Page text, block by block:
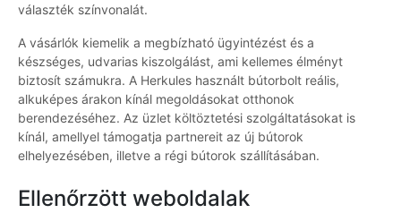
választék színvonalát.
A vásárlók kiemelik a megbízható ügyintézést és a
készséges, udvarias kiszolgálást, ami kellemes élményt
biztosít számukra. A Herkules használt bútorbolt reális,
alkuképes árakon kínál megoldásokat otthonok
berendezéséhez. Az üzlet költöztetési szolgáltatásokat is
kínál, amellyel támogatja partnereit az új bútorok
elhelyezésében, illetve a régi bútorok szállításában.
Ellenőrzött weboldalak